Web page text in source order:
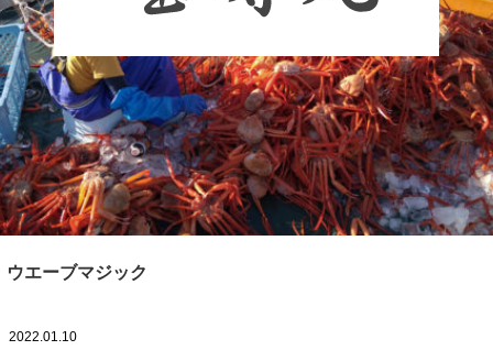
ウエーブマジック
2022.01.10